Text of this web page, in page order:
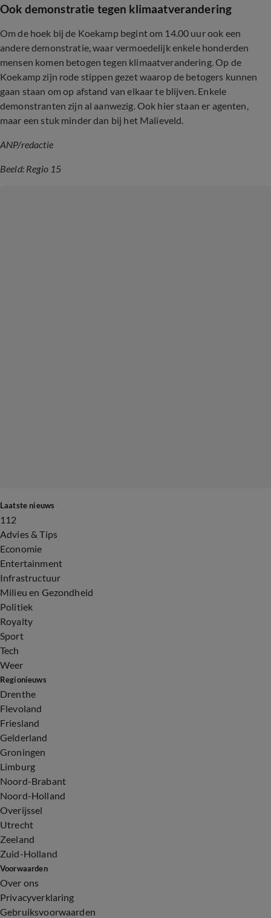
Ook demonstratie tegen klimaatverandering
Om de hoek bij de Koekamp begint om 14.00 uur ook een
andere demonstratie, waar vermoedelijk enkele honderden
mensen komen betogen tegen klimaatverandering. Op de
Koekamp zijn rode stippen gezet waarop de betogers kunnen
gaan staan om op afstand van elkaar te blijven. Enkele
demonstranten zijn al aanwezig. Ook hier staan er agenten,
maar een stuk minder dan bij het Malieveld.
ANP/redactie
Beeld: Regio 15
Laatste nieuws
112
Advies & Tips
Economie
Entertainment
Infrastructuur
Milieu en Gezondheid
Politiek
Royalty
Sport
Tech
Weer
Regionieuws
Drenthe
Flevoland
Friesland
Gelderland
Groningen
Limburg
Noord-Brabant
Noord-Holland
Overijssel
Utrecht
Zeeland
Zuid-Holland
Voorwaarden
Over ons
Privacyverklaring
Gebruiksvoorwaarden